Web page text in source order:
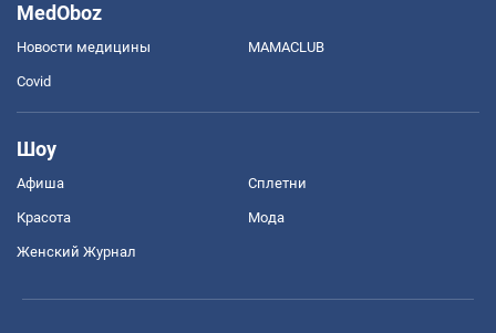
MedOboz
Новости медицины MAMACLUB
Covid
Шоу
Афиша Сплетни
Красота Мода
Женский Журнал